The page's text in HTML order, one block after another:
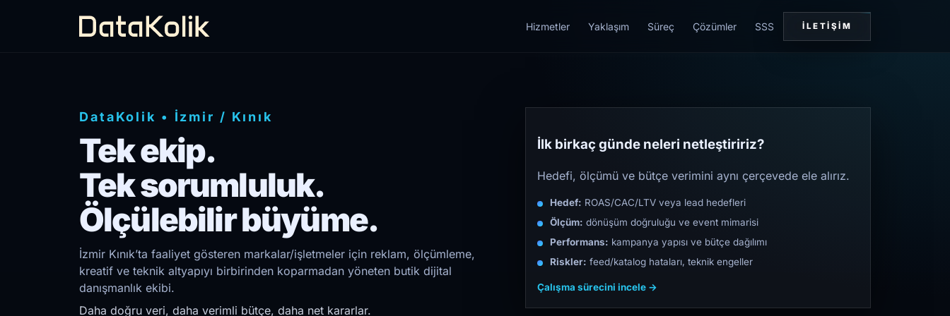
Hizmetler Yaklaşım Süreç Çözümler SSS İLETIŞIM
DataKolik • İzmir / Kınık
Tek ekip.
Tek sorumluluk.
Ölçülebilir büyüme.
İzmir Kınık’ta faaliyet gösteren markalar/işletmeler için reklam, ölçümleme,
kreatif ve teknik altyapıyı birbirinden koparmadan yöneten butik dijital
danışmanlık ekibi.
Daha doğru veri, daha verimli bütçe, daha net kararlar.
İlk birkaç günde neleri netleştiririz?
Hedefi, ölçümü ve bütçe verimini aynı çerçevede ele alırız.
Hedef: ROAS/CAC/LTV veya lead hedefleri
Ölçüm: dönüşüm doğruluğu ve event mimarisi
Performans: kampanya yapısı ve bütçe dağılımı
Riskler: feed/katalog hataları, teknik engeller
Çalışma sürecini incele →